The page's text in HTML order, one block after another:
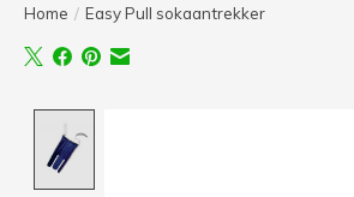
Home / Easy Pull sokaantrekker